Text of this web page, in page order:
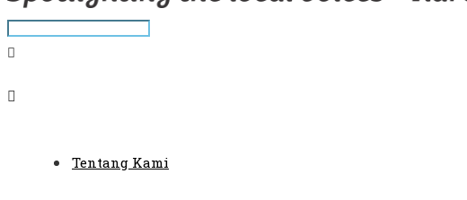
Tentang Kami